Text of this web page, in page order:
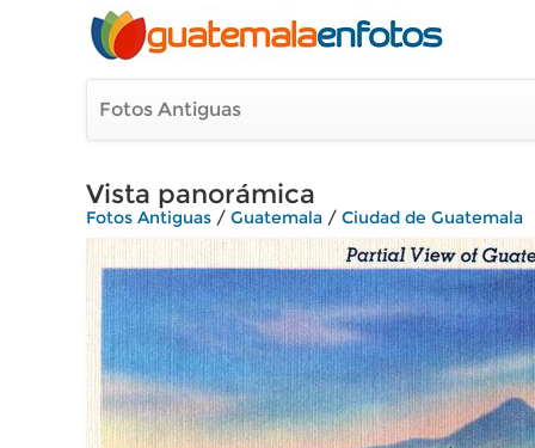
Fotos Antiguas
Vista panorámica
Fotos Antiguas / Guatemala / Ciudad de Guatemala